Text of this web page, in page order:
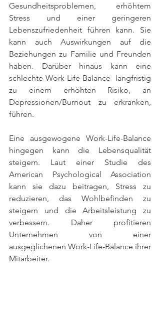
Gesundheitsproblemen, erhöhtem
Stress und einer geringeren
Lebenszufriedenheit führen kann. Sie
kann auch Auswirkungen auf die
Beziehungen zu Familie und Freunden
haben. Darüber hinaus kann eine
schlechte Work-Life-Balance  langfristig
zu einem erhöhten Risiko, an
Depressionen/Burnout zu erkranken,
führen.
Eine ausgewogene Work-Life-Balance
hingegen kann die Lebensqualität
steigern. Laut einer Studie des
American Psychological Association
kann sie dazu beitragen, Stress zu
reduzieren, das Wohlbefinden zu
steigern und die Arbeitsleistung zu
verbessern. Daher profitieren
Unternehmen von einer
ausgeglichenen Work-Life-Balance ihrer
Mitarbeiter.